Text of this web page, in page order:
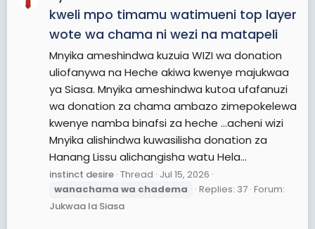
kweli mpo timamu watimueni top layer
wote wa chama ni wezi na matapeli
Mnyika ameshindwa kuzuia WIZI wa donation
uliofanywa na Heche akiwa kwenye majukwaa
ya Siasa. Mnyika ameshindwa kutoa ufafanuzi
wa donation za chama ambazo zimepokelewa
kwenye namba binafsi za heche ...acheni wizi
Mnyika alishindwa kuwasilisha donation za
Hanang Lissu alichangisha watu Hela...
instinct desire Thread Jul 15, 2026
wanachama wa chadema Replies: 37 Forum:
Jukwaa la Siasa